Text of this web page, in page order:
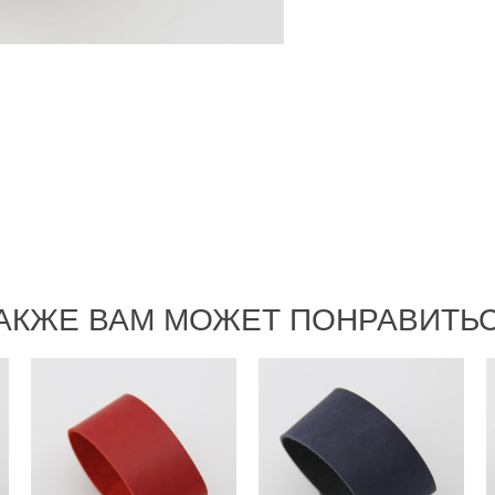
ВАМ МОЖЕТ